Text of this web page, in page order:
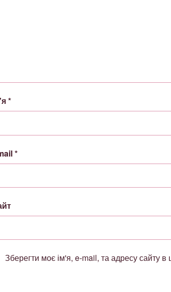
*
*
Зберегти моє ім'я, e-mail, та адресу сайту